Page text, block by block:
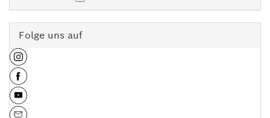
Folge uns auf